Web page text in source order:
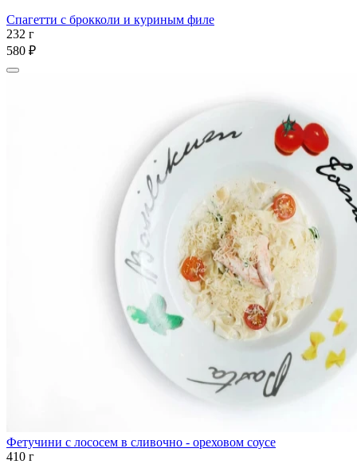
Спагетти с брокколи и куриным филе
232 г
580 ₽
Фетучини с лососем в сливочно - ореховом соусе
410 г